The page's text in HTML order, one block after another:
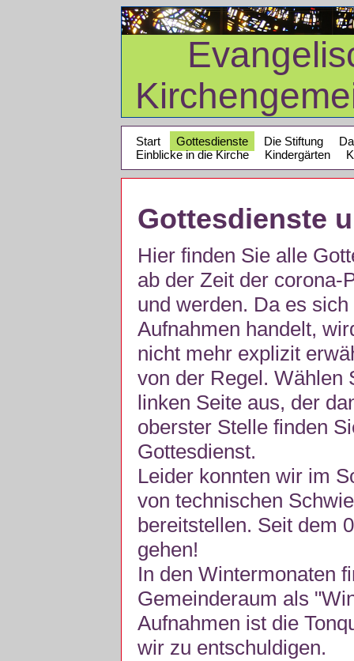
Start Gottesdienste Die Stiftung
Einblicke in die Kirche
Kindergärten
Gottesdienste
Hier finden Sie alle
ab der Zeit der corona-
und werden. Da es
Aufnahmen handelt,
nicht mehr explizit
von der Regel. Wählen
linken Seite aus, der
oberster Stelle finden
Gottesdienst.
Leider konnten wir im
von technischen
bereitstellen. Seit dem
gehen!
In den Wintermonaten
Gemeinderaum als
Aufnahmen ist die
wir zu entschuldigen.